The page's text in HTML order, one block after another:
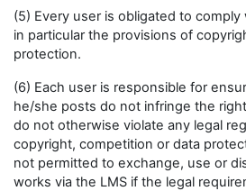
(5) Every user is obligated to comply
in particular the provisions of
protection.
(6) Each user is responsible for
he/she posts do not infringe the
do not otherwise violate any legal
copyright, competition or data
not permitted to exchange, use or
works via the LMS if the legal